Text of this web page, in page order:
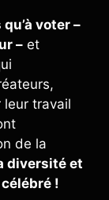
voter –
– et
travail
de la
diversité et
!